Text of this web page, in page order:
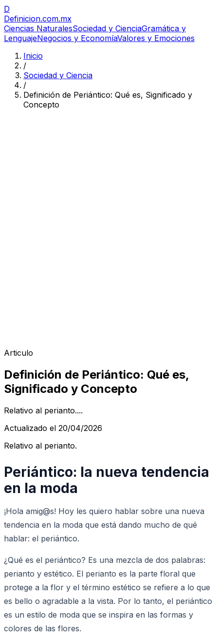
D
Definicion.com.mx
Ciencias NaturalesSociedad y CienciaGramática y
LenguajeNegocios y EconomíaValores y Emociones
Inicio
/
Sociedad y Ciencia
/
Definición de Periántico: Qué es, Significado y
Concepto
Articulo
Definición de Periántico: Qué es,
Significado y Concepto
Relativo al perianto....
Actualizado el 20/04/2026
Relativo al perianto.
Periántico: la nueva tendencia
en la moda
¡Hola amig@s! Hoy les quiero hablar sobre una nueva
tendencia en la moda que está dando mucho de qué
hablar: el periántico.
¿Qué es el periántico? Es una mezcla de dos palabras:
perianto y estético. El perianto es la parte floral que
protege a la flor y el término estético se refiere a lo que
es bello o agradable a la vista. Por lo tanto, el periántico
es un estilo de moda que se inspira en las formas y
colores de las flores.